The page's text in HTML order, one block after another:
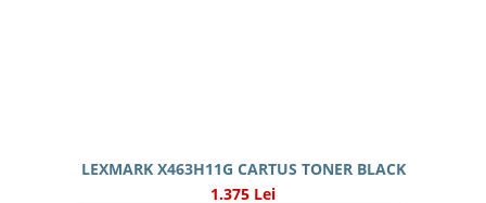
LEXMARK X463H11G CARTUS TONER BLACK
1.375 Lei